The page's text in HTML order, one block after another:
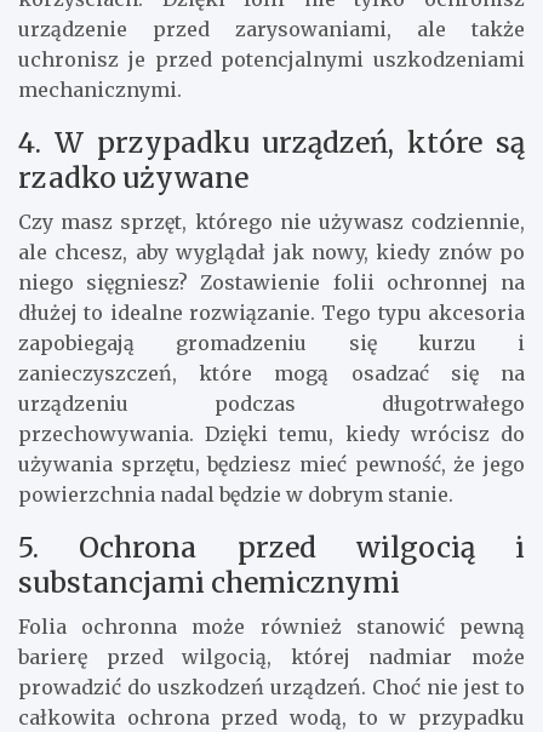
urządzenie przed zarysowaniami, ale także
uchronisz je przed potencjalnymi uszkodzeniami
mechanicznymi.
4. W przypadku urządzeń, które są
rzadko używane
Czy masz sprzęt, którego nie używasz codziennie,
ale chcesz, aby wyglądał jak nowy, kiedy znów po
niego sięgniesz? Zostawienie folii ochronnej na
dłużej to idealne rozwiązanie. Tego typu akcesoria
zapobiegają gromadzeniu się kurzu i
zanieczyszczeń, które mogą osadzać się na
urządzeniu podczas długotrwałego
przechowywania. Dzięki temu, kiedy wrócisz do
używania sprzętu, będziesz mieć pewność, że jego
powierzchnia nadal będzie w dobrym stanie.
5. Ochrona przed wilgocią i
substancjami chemicznymi
Folia ochronna może również stanowić pewną
barierę przed wilgocią, której nadmiar może
prowadzić do uszkodzeń urządzeń. Choć nie jest to
całkowita ochrona przed wodą, to w przypadku